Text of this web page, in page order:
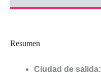
Resumen
Ciudad de salida: